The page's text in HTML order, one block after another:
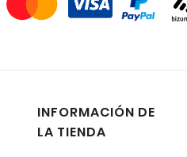
INFORMACIÓN DE
LA TIENDA